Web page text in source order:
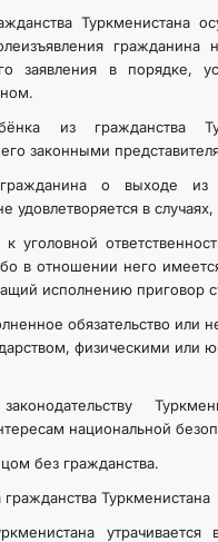
Туркменистана
гражданина
заявления в порядке,
из гражданства
законными
о выходе из
удовлетворяется в
к уголовной
в отношении него
исполнению приговор
обязательство или
физическими или
национальной
без гражданства.
гражданства Туркменистана